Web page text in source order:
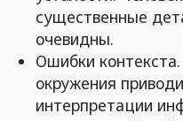
существенные
очевидны.
Ошибки
окружения
интерпретации